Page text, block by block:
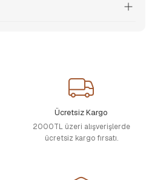
Ücretsiz Kargo
2000TL üzeri alışverişlerde
ücretsiz kargo fırsatı.